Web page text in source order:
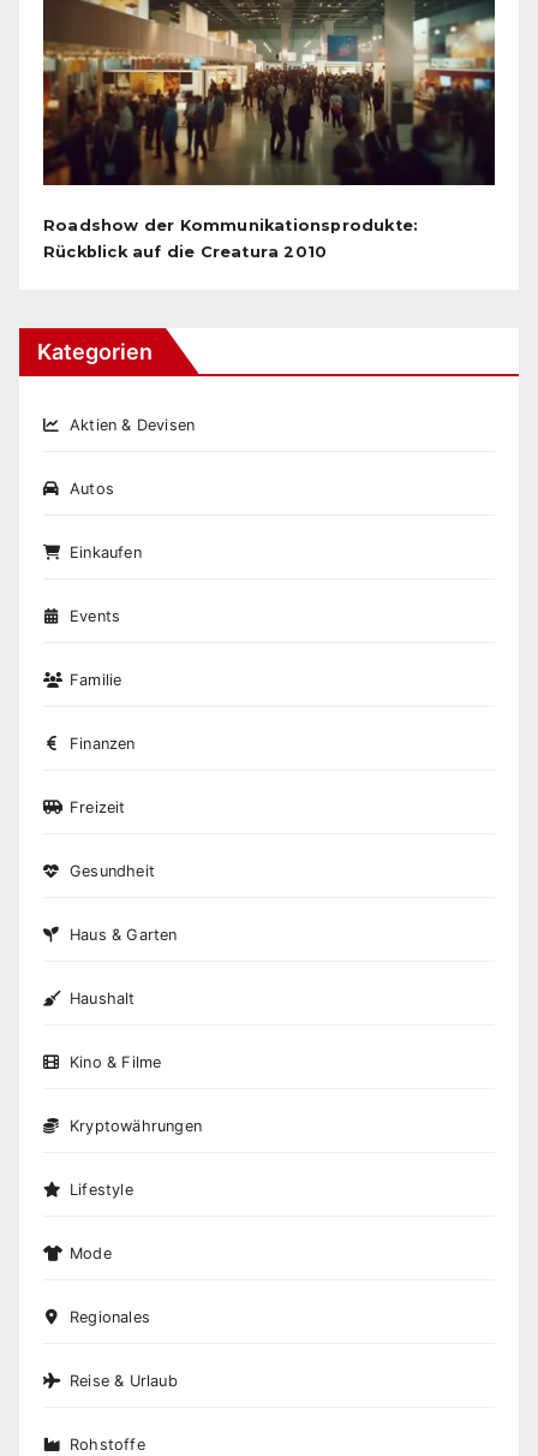
Roadshow der Kommunikationsprodukte:
Rückblick auf die Creatura 2010
Kategorien
Aktien & Devisen
Autos
Einkaufen
Events
Familie
Finanzen
Freizeit
Gesundheit
Haus & Garten
Haushalt
Kino & Filme
Kryptowährungen
Lifestyle
Mode
Regionales
Reise & Urlaub
Rohstoffe